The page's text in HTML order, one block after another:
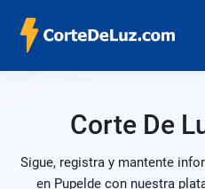
Corte De
Sigue, registra y mantente
en Pupelde con nuestra